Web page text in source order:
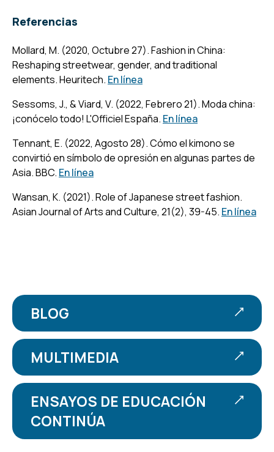
Referencias
Mollard, M. (2020, Octubre 27).Fashion in China:
Reshaping streetwear, gender, and traditional
elements. Heuritech. En línea
Sessoms, J., & Viard, V. (2022, Febrero 21).Moda china:
¡conócelo todo! L'Officiel España. En línea
Tennant, E. (2022, Agosto 28).Cómo el kimono se
convirtió en símbolo de opresión en algunas partes de
Asia. BBC. En línea
Wansan, K. (2021). Role of Japanese street fashion.
Asian Journal of Arts and Culture, 21(2), 39-45. En línea
BLOG
MULTIMEDIA
ENSAYOS DE EDUCACIÓN
CONTINÚA